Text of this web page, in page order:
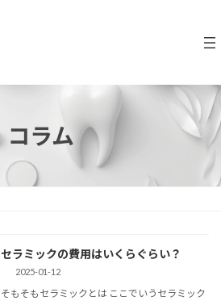
コラム
セラミックの費用はいくらぐらい？
2025-01-12
そもそもセラミックとは ここでいうセラミック